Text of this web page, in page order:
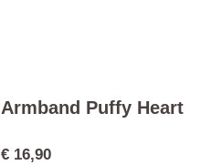
Armband Puffy Heart
€ 16,90Preis